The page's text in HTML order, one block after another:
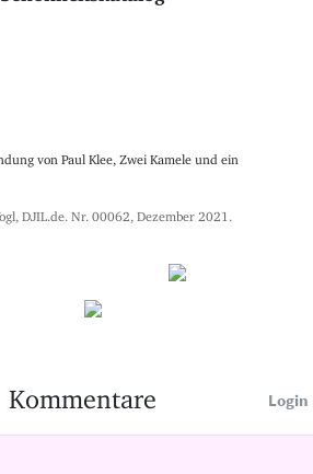
von Paul Klee, Zwei Kamele und ein
DJIL.de. Nr. 00062, Dezember 2021.
Kommentare Login